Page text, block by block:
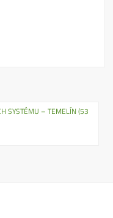
SYSTÉMU – TEMELÍN (53